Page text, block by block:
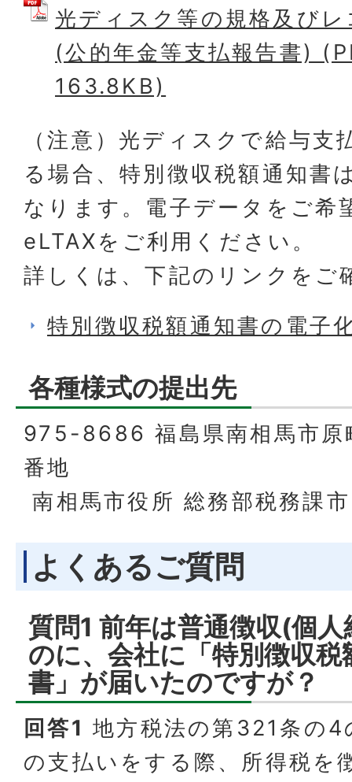
光ディスク等の規格及び
(公的年金等支払報告書)
163.8KB)
（注意）光ディスクで給与支
る場合、特別徴収税額通知書
なります。電子データをご希
eLTAXをご利用ください。
詳しくは、下記のリンクをご
特別徴収税額通知書の電子
各種様式の提出先
975-8686 福島県南相馬市原
番地
南相馬市役所 総務部税務課
よくあるご質問
質問1 前年は普通徴収(個
のに、会社に「特別徴収税
書」が届いたのですが？
回答1 地方税法の第321条の4
の支払いをする際、所得税を